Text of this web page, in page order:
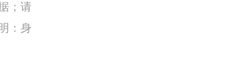
；请
：身